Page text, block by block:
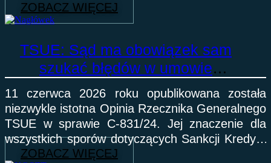
przed nieprawidłowościami występującymi
w umowach kredytowych. Dziś odpowiedź płynie
ZOBACZ WIĘCEJ
TSUE: Sąd ma obowiązek sam
szukać błędów w umowie
kredytowej. Kolejna opinia
wzmacnia pozycję Kredytobiorców
11 czerwca 2026 roku opublikowana została
niezwykle istotna Opinia Rzecznika Generalnego
TSUE w sprawie C-831/24. Jej znaczenie dla
wszystkich sporów dotyczących Sankcji Kredytu
Darmowego jest ogromne.
ZOBACZ WIĘCEJ